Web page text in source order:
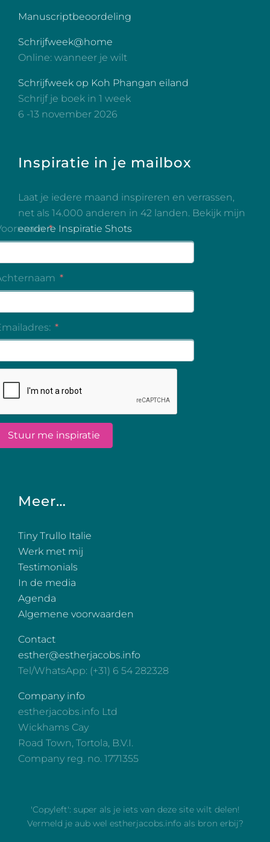
Manuscriptbeoordeling
Schrijfweek@home
Online: wanneer je wilt
Schrijfweek op Koh Phangan eiland
Schrijf je boek in 1 week
6 -13 november 2026
Inspiratie in je mailbox
Laat je iedere maand inspireren en verrassen,
net als 14.000 anderen in 42 landen. Bekijk mijn
eerdere Inspiratie Shots
Meer…
Tiny Trullo Italie
Werk met mij
Testimonials
In de media
Agenda
Algemene voorwaarden
Contact
esther@estherjacobs.info
Tel/WhatsApp: (+31) 6 54 282328
Company info
estherjacobs.info Ltd
Wickhams Cay
Road Town, Tortola, B.V.I.
Company reg. no. 1771355
'Copyleft': super als je iets van deze site wilt delen!
Vermeld je aub wel estherjacobs.info als bron erbij?